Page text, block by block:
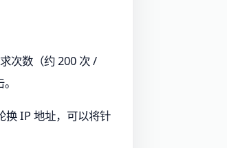
次数（约 200 次 /
换 IP 地址，可以将针